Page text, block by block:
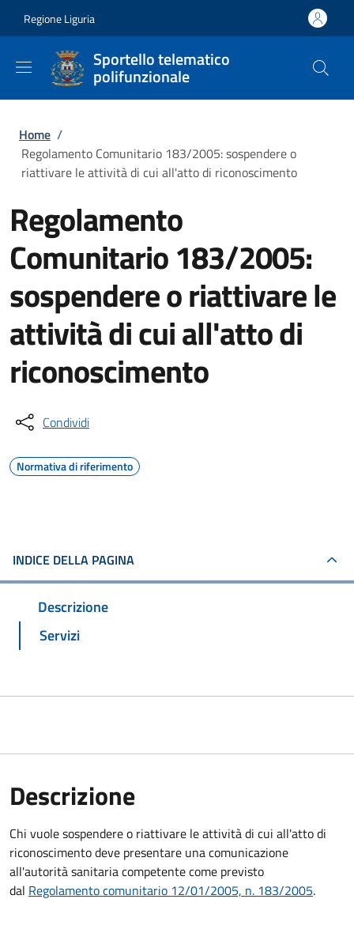
Regione Liguria
Sportello telematico
polifunzionale
Briciole di pane
Home /
Regolamento Comunitario 183/2005: sospendere o
riattivare le attività di cui all'atto di riconoscimento
Regolamento
Comunitario 183/2005:
sospendere o riattivare le
attività di cui all'atto di
riconoscimento
Condividi
Normativa di riferimento
INDICE DELLA PAGINA
Descrizione
Servizi
Descrizione
Chi vuole sospendere o riattivare le attività di cui all'atto di
riconoscimento deve presentare una comunicazione
all'autorità sanitaria competente come previsto
dal Regolamento comunitario 12/01/2005, n. 183/2005.